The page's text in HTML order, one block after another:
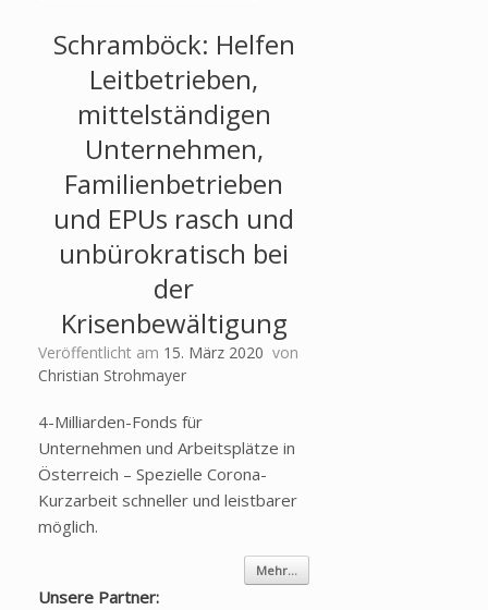
Schramböck: Helfen
Leitbetrieben,
mittelständigen
Unternehmen,
Familienbetrieben
und EPUs rasch und
unbürokratisch bei
der
Krisenbewältigung
Veröffentlicht am 15. März 2020 von
Christian Strohmayer
4-Milliarden-Fonds für
Unternehmen und Arbeitsplätze in
Österreich – Spezielle Corona-
Kurzarbeit schneller und leistbarer
möglich.
Mehr...
Unsere Partner: